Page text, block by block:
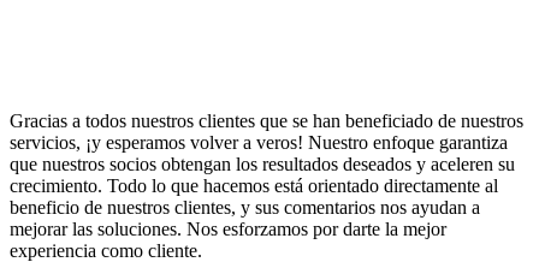
Gracias a todos nuestros clientes que se han beneficiado de nuestros
servicios, ¡y esperamos volver a veros! Nuestro enfoque garantiza
que nuestros socios obtengan los resultados deseados y aceleren su
crecimiento. Todo lo que hacemos está orientado directamente al
beneficio de nuestros clientes, y sus comentarios nos ayudan a
mejorar las soluciones. Nos esforzamos por darte la mejor
experiencia como cliente.